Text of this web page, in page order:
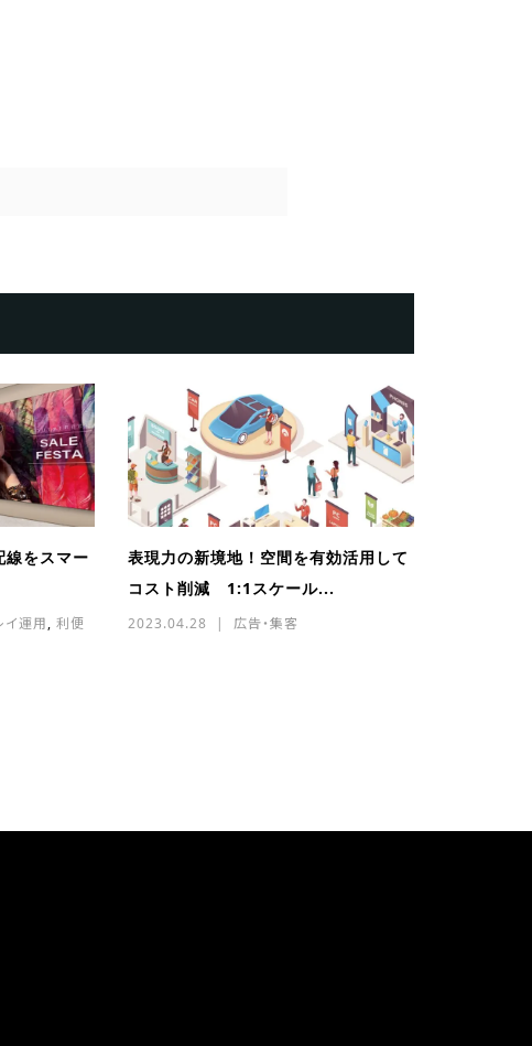
線をスマー
イ運用, 利便
表現力の新境地！空間を有効活用して
コスト削減 1:1スケール...
2023.04.28 広告・集客